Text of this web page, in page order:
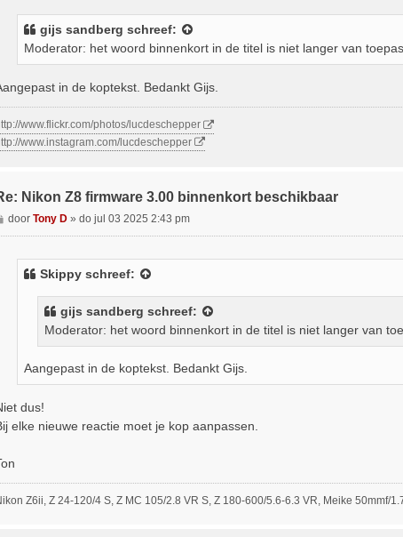
gijs sandberg schreef:
Moderator: het woord binnenkort in de titel is niet langer van
in de koptekst. Bedankt Gijs.
www.flickr.com/photos/lucdeschepper
www.instagram.com/lucdeschepper
Nikon Z8 firmware 3.00 binnenkort beschikbaar
B
e
doorTony D »do jul 03 2025 2:43 pm
Skippyschreef:
gijs sandberg schreef:
Moderator: het woord binnenkort in de titel is niet langer van
Aangepast in de koptekst. Bedankt Gijs.
dus!
elke nieuwe reactie moet je kop aanpassen.
Z6ii, Z 24-120/4 S, Z MC 105/2.8 VR S, Z 180-600/5.6-6.3 VR, Meike 50mmf/